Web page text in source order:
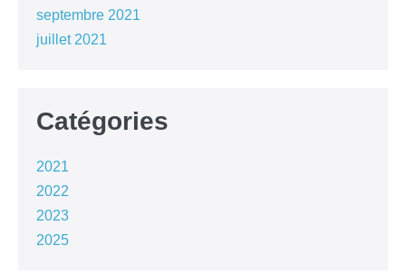
septembre 2021
juillet 2021
Catégories
2021
2022
2023
2025